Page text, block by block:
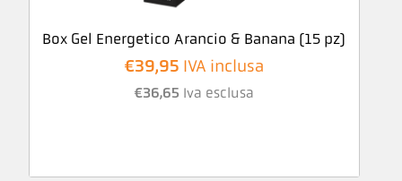
Box Gel Energetico Arancio & Banana (15 pz)
€39,95 IVA inclusa
€36,65 Iva esclusa